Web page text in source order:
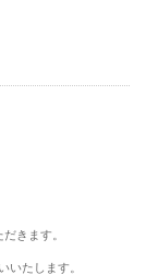
きます。
いたします。